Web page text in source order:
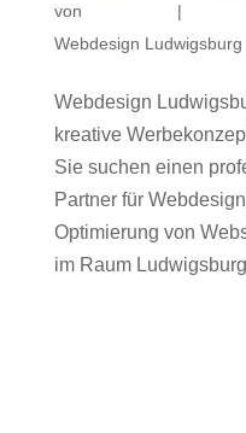
von |
Webdesign Ludwigsburg
Webdesign
kreative
Sie suchen einen
Partner für
Optimierung von
im Raum